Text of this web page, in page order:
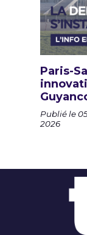
Paris-
Publié le
2026